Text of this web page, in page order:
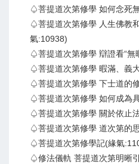
♤菩提道次第修學 如何念死
♤菩提道次第修學 人生佛教
氣:10938)
♤菩提道次第修學 辯證看“無
♤菩提道次第修學 暇滿、義
♤菩提道次第修學 下士道的
♤菩提道次第修學 如何成為
♤菩提道次第修學 關於依止
♤菩提道次第修學 道次第的
♤菩提道次第修學記(緣氣
♤修法儀軌 菩提道次第明晰